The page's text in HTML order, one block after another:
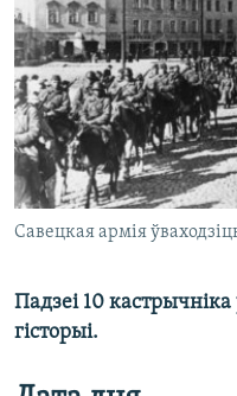
Савецкая армія
Падзеі 10 кастрычніка
гісторыі.